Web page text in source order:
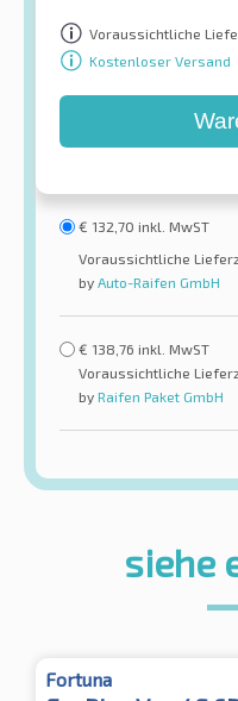
Voraussichtliche
Kostenloser Versand
€ 132,70 inkl. MwST
Voraussichtliche
by Auto-Raifen GmbH
€ 138,76 inkl. MwST
Voraussichtliche
by Raifen Paket GmbH
siehe
Fortuna